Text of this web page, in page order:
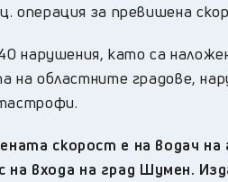
за превишена
нарушения, като са
областните градове,
скорост е на водач
на входа на град Шумен.